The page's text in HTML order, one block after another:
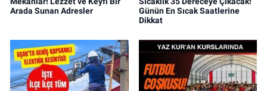
Arada Sunan Adresler
Günün En Sıcak Saatlerine
Dikkat